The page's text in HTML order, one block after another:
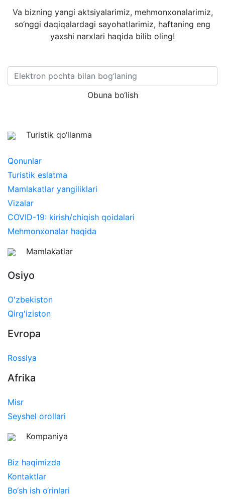
Va bizning yangi aktsiyalarimiz, mehmonxonalarimiz,
so‘nggi daqiqalardagi sayohatlarimiz, haftaning eng
yaxshi narxlari haqida bilib oling!
Obuna bo‘lish
Turistik qo‘llanma
Qonunlar
Turistik eslatma
Mamlakatlar yangiliklari
Vizalar
COVID-19: kirish/chiqish qoidalari
Mehmonxonalar haqida
Mamlakatlar
Osiyo
O'zbekiston
Qirg'iziston
Evropa
Rossiya
Afrika
Misr
Seyshel orollari
Kompaniya
Biz haqimizda
Kontaktlar
Bo‘sh ish o‘rinlari